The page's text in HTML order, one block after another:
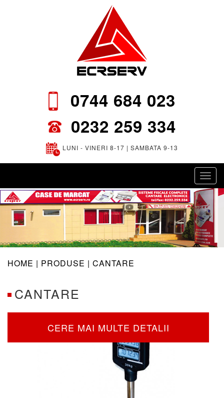
0744 684 023
0232 259 334
LUNI - VINERI 8-17 | SAMBATA 9-13
HOME | PRODUSE | CANTARE
CANTARE
CERE MAI MULTE DETALII